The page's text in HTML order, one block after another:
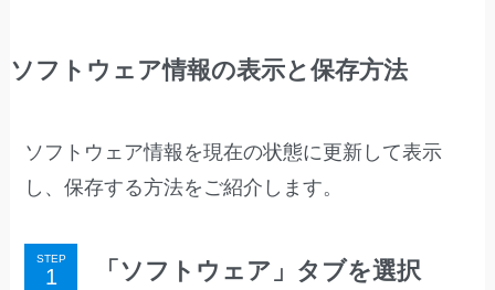
ソフトウェア情報の表示と保存方法
ソフトウェア情報を現在の状態に更新して表示
し、保存する方法をご紹介します。
STEP 「ソフトウェア」タブを選択